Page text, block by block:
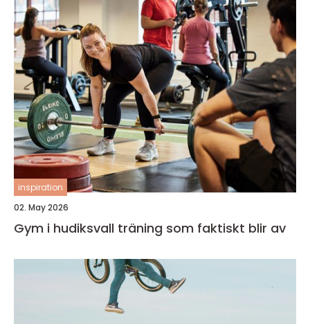
inspiration
02. May 2026
Gym i hudiksvall träning som faktiskt blir av